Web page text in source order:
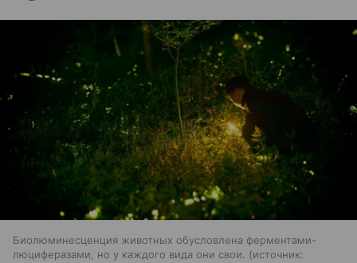
Биолюминесценция животных обусловлена ферментами-
люциферазами, но у каждого вида они свои.
источник: